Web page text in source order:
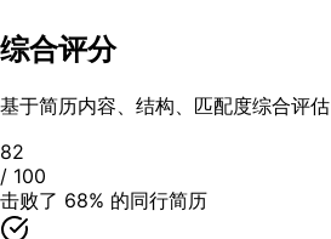
综合评分
基于简历内容、结构、匹配度综合评估
82
/ 100
击败了 68% 的同行简历